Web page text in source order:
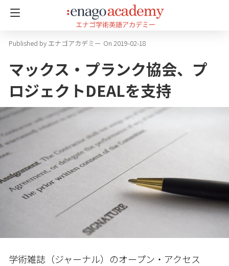
エナゴアカデミー On 2019-02-18
マックス・プランク協会、プ
ロジェクトDEALを支持
学術雑誌（ジャーナル）のオープン・アクセス